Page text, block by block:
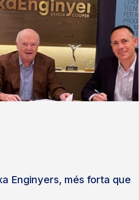
Enginyers, més forta que